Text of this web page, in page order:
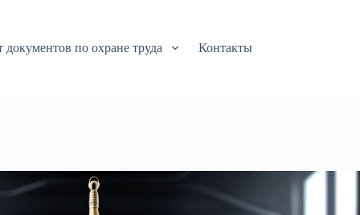
документов по охране труда Контакты